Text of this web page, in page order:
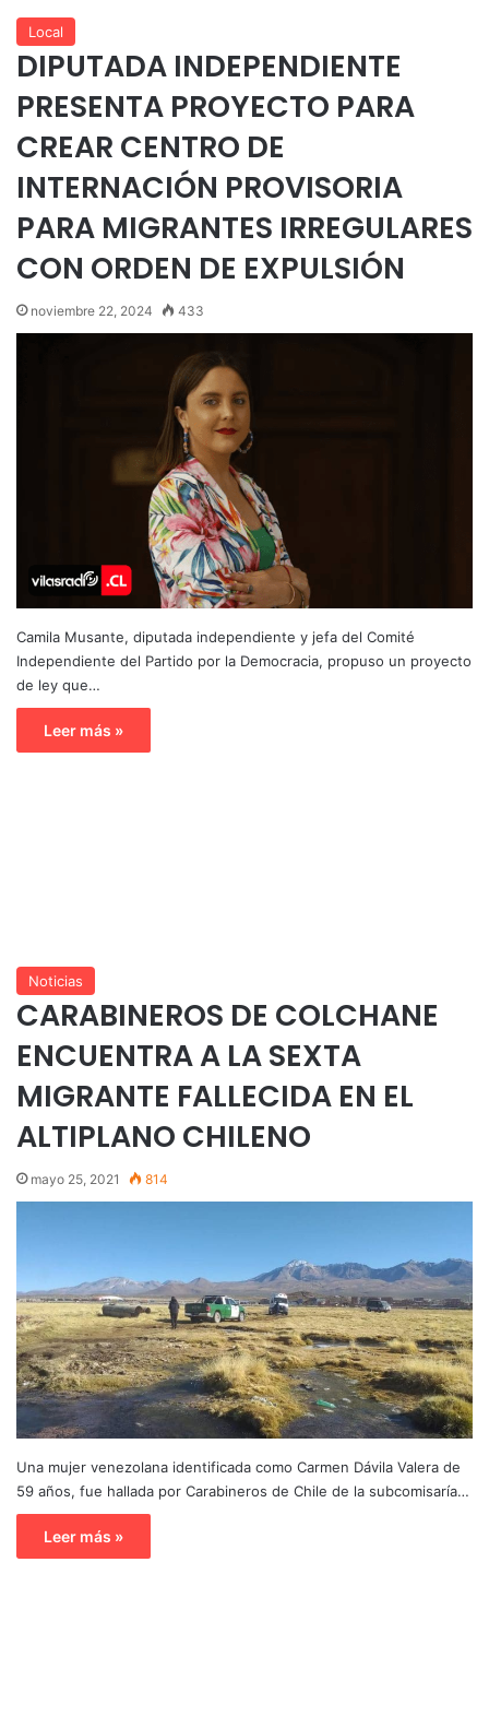
Local
DIPUTADA INDEPENDIENTE
PRESENTA PROYECTO PARA
CREAR CENTRO DE
INTERNACIÓN PROVISORIA
PARA MIGRANTES IRREGULARES
CON ORDEN DE EXPULSIÓN
noviembre 22, 2024 433
Camila Musante, diputada independiente y jefa del Comité
Independiente del Partido por la Democracia, propuso un proyecto
de ley que…
Leer más »
Noticias
CARABINEROS DE COLCHANE
ENCUENTRA A LA SEXTA
MIGRANTE FALLECIDA EN EL
ALTIPLANO CHILENO
mayo 25, 2021 814
Una mujer venezolana identificada como Carmen Dávila Valera de
59 años, fue hallada por Carabineros de Chile de la subcomisaría…
Leer más »